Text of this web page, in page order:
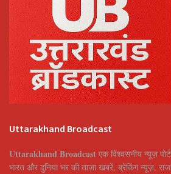
Uttarakhand Broadcast
Uttarakhand Broadcast एक विश्वसनीय न्यूज़
भारत और दुनिया भर की ताज़ा खबरें, ब्रेकिंग न्यूज़,